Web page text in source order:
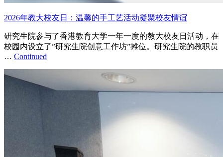
2026年教大校友日：温馨的手工艺活动凝聚校友情谊
研究生院参与了香港教育大学一年一度的教大校友日活动，在
校园内设立了”研究生院创意工作坊”摊位。研究生院的教职员
… Continued